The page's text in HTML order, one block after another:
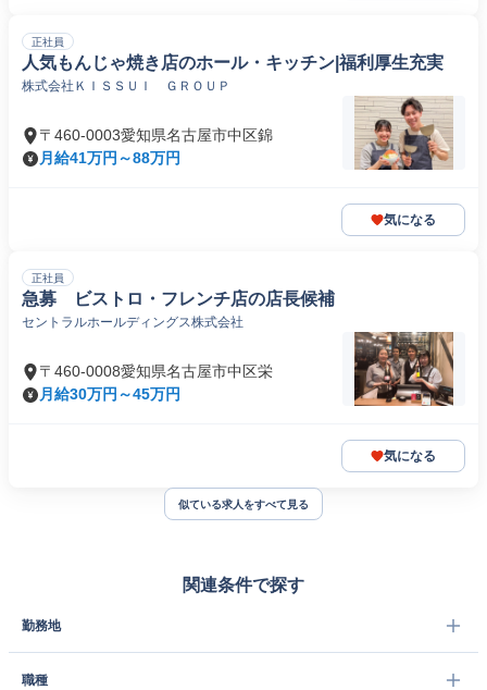
正社員
人気もんじゃ焼き店のホール・キッチン|福利厚生充実
株式会社ＫＩＳＳＵＩ ＧＲＯＵＰ
〒460-0003愛知県名古屋市中区錦
月給41万円～88万円
気になる
正社員
急募 ビストロ・フレンチ店の店長候補
セントラルホールディングス株式会社
〒460-0008愛知県名古屋市中区栄
月給30万円～45万円
気になる
似ている求人をすべて見る
関連条件で探す
勤務地
職種